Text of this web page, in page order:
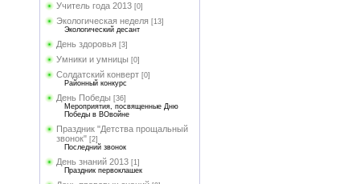
Учитель года 2013 [0]
Экологическая неделя [13]
Экологический десант
День здоровья [3]
Умники и умницы [0]
Солдатский конверт [0]
Районный конкурс
День Победы [36]
Мероприятия, посвященные Дню
Победы в ВОвойне
Праздник "Детства прощальный
звонок" [2]
Последний звонок
День знаний 2013 [1]
Праздник первоклашек